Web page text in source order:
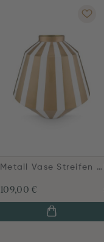
Metall Vase Streifen Weiß Gold 35cm
109,00 €